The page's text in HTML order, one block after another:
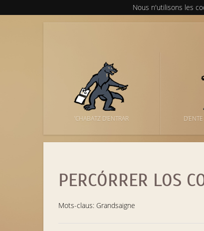
Nous n'utilisons les
’CHABATZ D’ENTRAR
PERCÓRRER LOS
Mots-claus: Grandsaigne